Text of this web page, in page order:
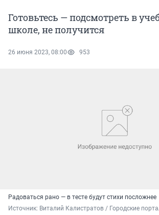
Готовьтесь — подсмотреть в
школе, не получится
26 июня 2023, 08:00 953
Радоваться рано — в тесте будут стихи посложнее
Источник: Виталий Калистратов / Городские